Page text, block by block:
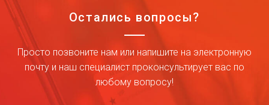
Остались вопросы?
Просто позвоните нам или напишите на электронную
почту и наш специалист проконсультирует вас по
любому вопросу!